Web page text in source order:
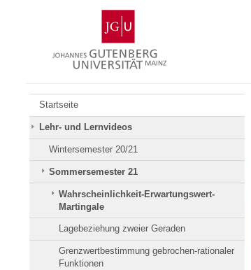
Gutenberg-
Universität
Mainz
Startseite
Lehr- und Lernvideos
Wintersemester 20/21
Sommersemester 21
Wahrscheinlichkeit-Erwartungswert-
Martingale
Lagebeziehung zweier Geraden
Grenzwertbestimmung gebrochen-rationaler
Funktionen